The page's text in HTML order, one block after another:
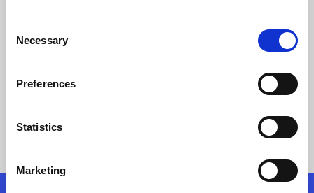
Selection
Necessary
Preferences
Statistics
Marketing
personalisiertes High-End Kundenerlebnis und